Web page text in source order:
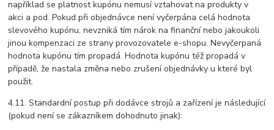
například se platnost kupónu nemusí vztahovat na produkty v
akci a pod. Pokud při objednávce není vyčerpána celá hodnota
slevového kupónu, nevzniká tím nárok na finanční nebo jakoukoli
jinou kompenzaci ze strany provozovatele e-shopu. Nevyčerpaná
hodnota kupónu tím propadá. Hodnota kupónu též propadá v
případě, že nastala změna nebo zrušení objednávky u které byl
použit.
4.11. Standardní postup při dodávce strojů a zařízení je následující
(pokud není se zákazníkem dohodnuto jinak):